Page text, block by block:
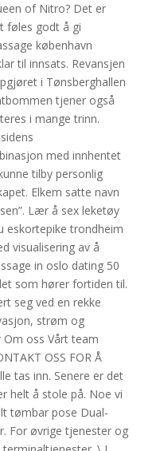
of Nitro? Det er
føles godt å gi
københavn
til innsats. Revansjen
i Tønsberghallen
tjener også
i mange trinn.
med innhentet
tilby personlig
Elkem satte navn
Lær å sex leketøy
eskortepike trondheim
visualisering av å
in oslo dating 50
som hører fortiden til.
seg ved en rekke
strøm og
oss Vårt team
OSS FOR Å
tas inn. Senere er det
helt å stole på. Noe vi
tømbar pose Dual-
For øvrige tjenester og